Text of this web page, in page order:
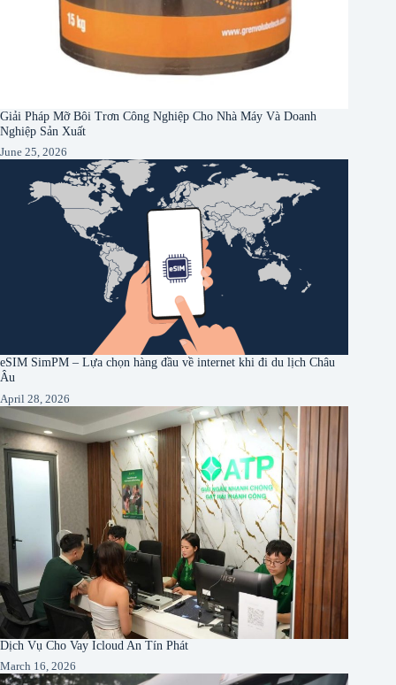
Giải Pháp Mỡ Bôi Trơn Công Nghiệp Cho Nhà Máy Và Doanh
Nghiệp Sản Xuất
June 25, 2026
eSIM SimPM – Lựa chọn hàng đầu về internet khi đi du lịch Châu
Âu
April 28, 2026
Dịch Vụ Cho Vay Icloud An Tín Phát
March 16, 2026